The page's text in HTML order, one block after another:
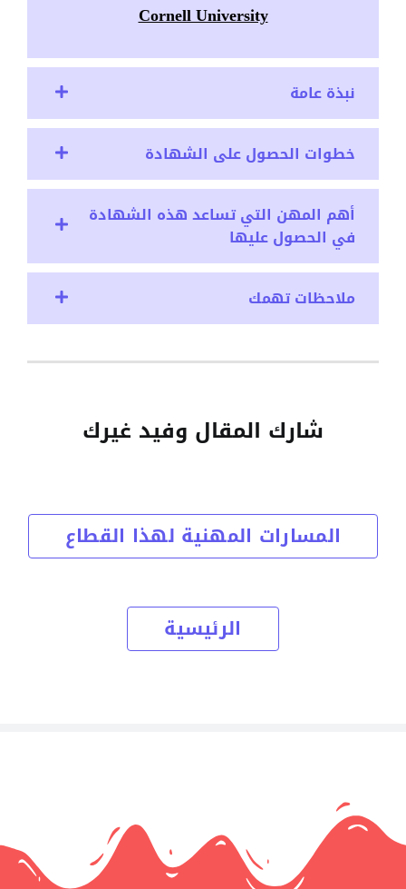
Cornell University
نبذة عامة
خطوات الحصول على الشهادة
أهم المهن التي تساعد هذه الشهادة
في الحصول عليها
ملاحظات تهمك
شارك المقال وفيد غيرك
المسارات المهنية لهذا القطاع
الرئيسية